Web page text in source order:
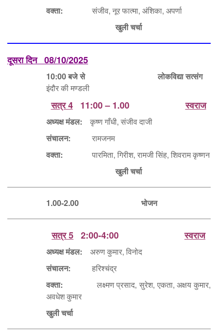
वक्ता: संजीव, नूर फात्मा, अंशिका, अपर्णा
खुली चर्चा
दूसरा दिन08/10/2025
10:00 बजे से लोकविद्या सत्संग
इंदौर की मण्डली
सत्र 411:00 – 1.00स्वराज
अध्यक्ष मंडल: कृष्ण गाँधी, संजीव दाजी
संचालन: रामजनम
वक्ता: पारमिता, गिरीश, रामजी सिंह, शिवराम कृष्णन
खुली चर्चा
1.00-2.00 भोजन
सत्र 5 2:00-4:00स्वराज
अध्यक्ष मंडल: अरुण कुमार, विनोद
संचालन: हरिश्चंद्र
वक्ता: लक्ष्मण प्रसाद, सुरेश, एकता, अक्षय कुमार,
अवधेश कुमार
खुली चर्चा